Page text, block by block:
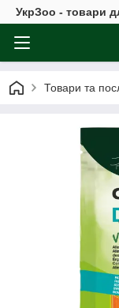
УкрЗоо - товари
Товари та